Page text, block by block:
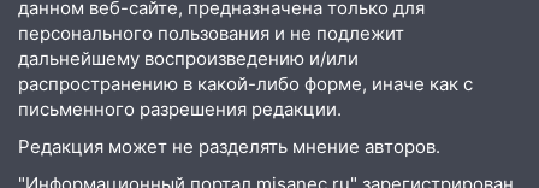
справиться
03:30 Гороскоп на 7 августа: пятница
принесет прилив творческой энергии и
отличные шансы исправить старые
ошибки
данном веб-сайте, предназначена только для
персонального пользования и не подлежит
дальнейшему воспроизведению и/или
распространению в какой-либо форме, иначе как с
письменного разрешения редакции.
Редакция может не разделять мнение авторов.